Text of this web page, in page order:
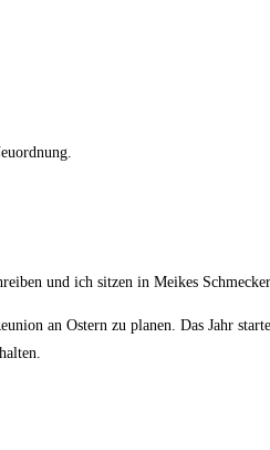
und ich sitzen in Meikes
an Ostern zu planen. Das Jahr